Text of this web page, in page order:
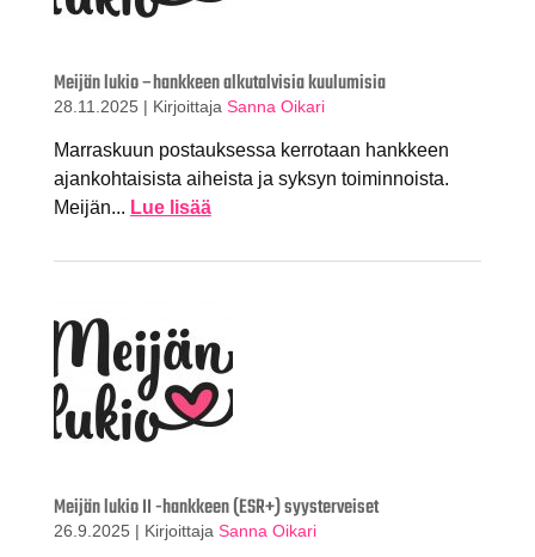
Meijän lukio –hankkeen alkutalvisia kuulumisia
28.11.2025 | Kirjoittaja Sanna Oikari
Marraskuun postauksessa kerrotaan hankkeen
ajankohtaisista aiheista ja syksyn toiminnoista.
Meijän... Lue lisää
Meijän lukio II -hankkeen (ESR+) syysterveiset
26.9.2025 | Kirjoittaja Sanna Oikari